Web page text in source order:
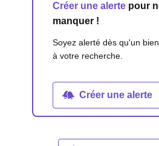
Créer une alerte pour
manquer !
Soyez alerté dès qu'un
à votre recherche.
Créer une alerte